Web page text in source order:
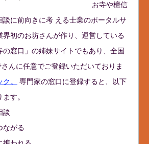
お寺や檀信
談に前向きに考 える士業のポータルサ
界初のお坊さんが作り、運営している
窓口」の姉妹サイトでもあり、全国
んに任意でご登録いただいておりま
。
専門家の窓口に登録すると、以下
す。
談
ながる